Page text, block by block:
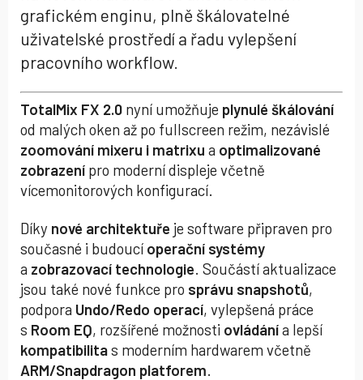
grafickém enginu, plně škálovatelné
uživatelské prostředí a řadu vylepšení
pracovního workflow.
TotalMix FX 2.0 nyní umožňuje plynulé škálování
od malých oken až po fullscreen režim, nezávislé
zoomování mixeru i matrixu a optimalizované
zobrazení pro moderní displeje včetně
vícemonitorových konfigurací.
Díky nové architektuře je software připraven pro
současné i budoucí operační systémy
a zobrazovací technologie. Součástí aktualizace
jsou také nové funkce pro správu snapshotů,
podpora Undo/Redo operací, vylepšená práce
s Room EQ, rozšířené možnosti ovládánía lepší
kompatibilitas moderním hardwarem včetně
ARM/Snapdragon platforem.